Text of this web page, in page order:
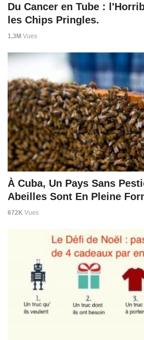
Du Cancer en Tube :
les Chips Pringles.
1,3M Vues
À Cuba, Un Pays Sans
Abeilles Sont En Pleine
672K Vues